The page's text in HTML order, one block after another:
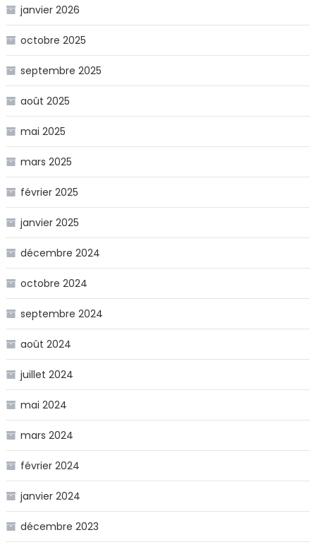
janvier 2026
octobre 2025
septembre 2025
août 2025
mai 2025
mars 2025
février 2025
janvier 2025
décembre 2024
octobre 2024
septembre 2024
août 2024
juillet 2024
mai 2024
mars 2024
février 2024
janvier 2024
décembre 2023